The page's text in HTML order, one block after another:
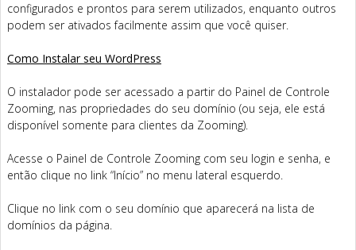
configurados e prontos para serem utilizados, enquanto outros
podem ser ativados facilmente assim que você quiser.
Como Instalar seu WordPress
O instalador pode ser acessado a partir do Painel de Controle
Zooming, nas propriedades do seu domínio (ou seja, ele está
disponível somente para clientes da Zooming).
Acesse o Painel de Controle Zooming com seu login e senha, e
então clique no link “Início” no menu lateral esquerdo.
Clique no link com o seu domínio que aparecerá na lista de
domínios da página.